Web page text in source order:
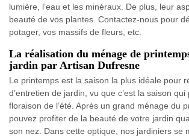
lumière, l’eau et les minéraux. De plus, leur
beauté de vos plantes. Contactez-nous pour
potager, vos massifs de fleurs, etc.
La réalisation du ménage de
jardin par Artisan Dufresne
Le printemps est la saison la plus idéale pour
d’entretien de jardin, vu que c’est la saison qui
floraison de l’été. Après un grand ménage du
pouvez profiter de la beauté de votre jardin
son nez. Dans cette optique, nos jardiniers se